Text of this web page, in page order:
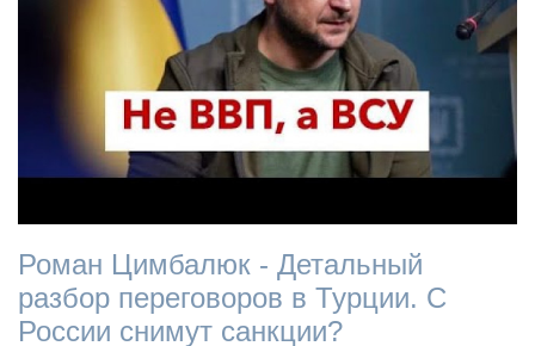
Роман Цимбалюк - Детальный
разбор переговоров в Турции. С
России снимут санкции?